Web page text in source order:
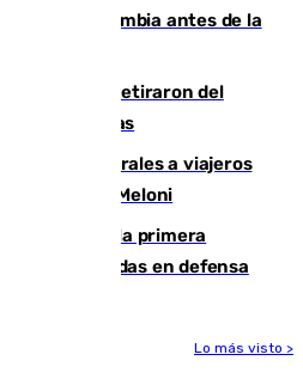
con Colombia antes de la
Dotor se retiraron del
con molestias
temporales a viajeros
repuesta a Meloni
y suma la primera
dejando dudas en defensa
Lo más visto >